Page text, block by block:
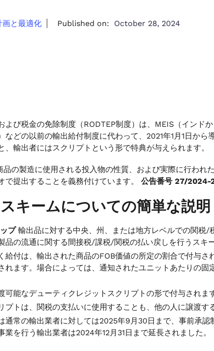
画と最適化 Published on: October 28, 2024
よび税金の免除制度（RODTEP制度）は、MEIS（インド
などの以前の輸出給付制度に代わって、2021年1月1日から
、輸出者にはスクリプトという形で特典が与えられます。
品の製造に使用される投入物の性質、および実際に行われ
で提出することを義務付けています。 公告番号 27/2024-
スキームについての簡単な説明
プ輸出品に対する中央、州、または地方レベルでの関税/
品の流通に関する間接税/課税/関税の払い戻しを行うスキー
給付は、輸出された商品のFOB価値の所定の割合で付与
れます。場合によっては、通知されたユニットあたりの
可能なデューティクレジットスクリプトの形で付与されま
プトは、関税の支払いに使用することも、他の人に譲渡す
通常の輸出業者に対しては2025年9月30日まで、事前承
業を行う輸出業者は2024年12月31日まで延長されました。